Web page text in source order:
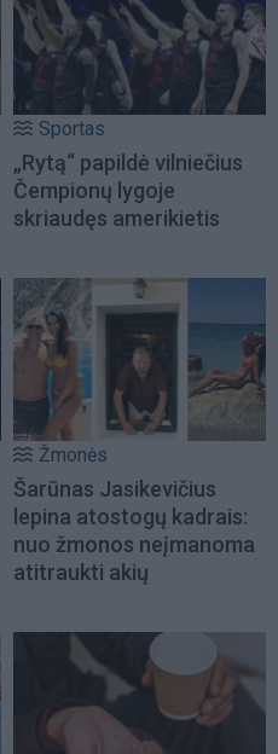
Sportas
„Rytą“ papildė vilniečius
Čempionų lygoje
skriaudęs amerikietis
Žmonės
Šarūnas Jasikevičius
lepina atostogų kadrais:
nuo žmonos neįmanoma
atitraukti akių